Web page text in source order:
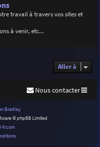
travail à travers vos sites et
à venir, etc...
Aller à
Nous contacter
Bradley
© phpBB Limited
fr.com